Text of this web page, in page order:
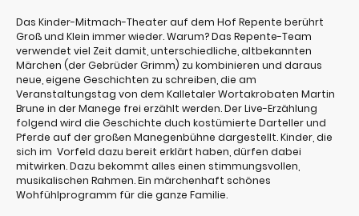
Das Kinder-Mitmach-Theater auf dem Hof Repente berührt
Groß und Klein immer wieder. Warum? Das Repente-Team
verwendet viel Zeit damit, unterschiedliche, altbekannten
Märchen (der Gebrüder Grimm) zu kombinieren und daraus
neue, eigene Geschichten zu schreiben, die am
Veranstaltungstag von dem Kalletaler Wortakrobaten Martin
Brune in der Manege frei erzählt werden. Der Live-Erzählung
folgend wird die Geschichte duch kostümierte Darteller und
Pferde auf der großen Manegenbühne dargestellt. Kinder, die
sich im Vorfeld dazu bereit erklärt haben, dürfen dabei
mitwirken. Dazu bekommt alles einen stimmungsvollen,
musikalischen Rahmen. Ein märchenhaft schönes
Wohfühlprogramm für die ganze Familie.